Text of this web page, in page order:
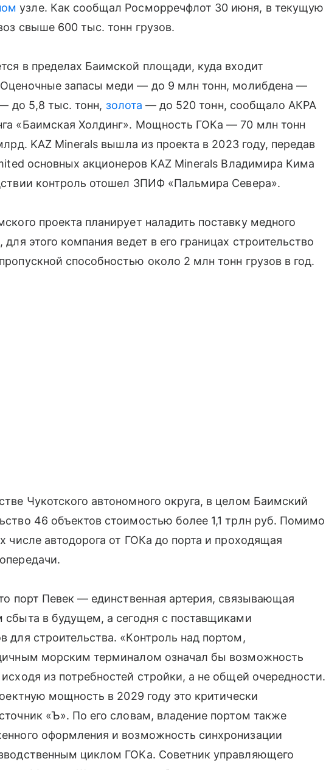
узле. Как сообщал Росморречфлот 30 июня, в текущую
свыше 600 тыс. тонн грузов.
в пределах Баимской площади, куда входит
запасы меди — до 9 млн тонн, молибдена —
до 5,8 тыс. тонн, золота — до 520 тонн, сообщало АКРА
«Баимская Холдинг». Мощность ГОКа — 70 млн тонн
KAZ Minerals вышла из проекта в 2023 году, передав
основных акционеров KAZ Minerals Владимира Кима
контроль отошел ЗПИФ «Пальмира Севера».
проекта планирует наладить поставку медного
этого компания ведет в его границах строительство
способностью около 2 млн тонн грузов в год.
Чукотского автономного округа, в целом Баимский
46 объектов стоимостью более 1,1 трлн руб. Помимо
числе автодорога от ГОКа до порта и проходящая
порт Певек — единственная артерия, связывающая
в будущем, а сегодня с поставщиками
для строительства. «Контроль над портом,
морским терминалом означал бы возможность
из потребностей стройки, а не общей очередности.
мощность в 2029 году это критически
«Ъ». По его словам, владение портом также
оформления и возможность синхронизации
циклом ГОКа. Советник управляющего